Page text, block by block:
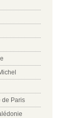
de Paris